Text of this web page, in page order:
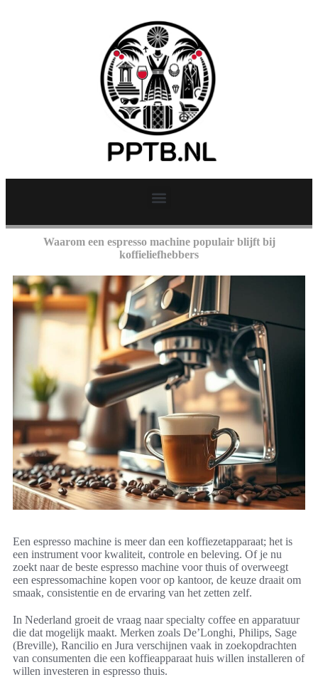
Waarom een espresso machine populair blijft bij
koffieliefhebbers
Een espresso machine is meer dan een koffiezetapparaat; het is
een instrument voor kwaliteit, controle en beleving. Of je nu
zoekt naar de beste espresso machine voor thuis of overweegt
een espressomachine kopen voor op kantoor, de keuze draait om
smaak, consistentie en de ervaring van het zetten zelf.
In Nederland groeit de vraag naar specialty coffee en apparatuur
die dat mogelijk maakt. Merken zoals De’Longhi, Philips, Sage
(Breville), Rancilio en Jura verschijnen vaak in zoekopdrachten
van consumenten die een koffieapparaat huis willen installeren of
willen investeren in espresso thuis.